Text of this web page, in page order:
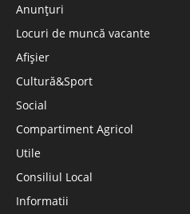
Anunțuri
Locuri de muncă vacante
Afișier
Cultură&Sport
Social
Compartiment Agricol
Utile
Consiliul Local
Informatii